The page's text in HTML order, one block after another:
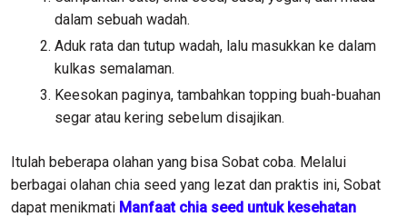
dalam sebuah wadah.
Aduk rata dan tutup wadah, lalu masukkan ke dalam
kulkas semalaman.
Keesokan paginya, tambahkan topping buah-buahan
segar atau kering sebelum disajikan.
Itulah beberapa olahan yang bisa Sobat coba. Melalui
berbagai olahan chia seed yang lezat dan praktis ini, Sobat
dapat menikmati Manfaat chia seed untuk kesehatan